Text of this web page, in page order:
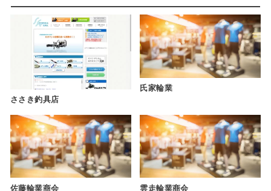
ささき釣具店
氏家輪業
佐藤輪業商会 雲走輪業商会